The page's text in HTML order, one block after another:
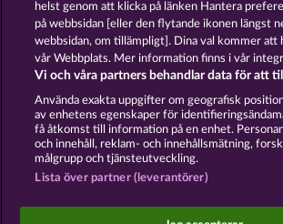
Användarvillkor
Om Företaget FAQ
Skicka in en begäran om att
Sociala casinospel är endast
helst genom att klicka på länken Hantera
på webbsidan [eller den flytande ikonen längst
webbsidan, om tillämpligt]. Dina val kommer att
vår Webbplats. Mer information finns i vår
Vi och våra partners behandlar data för att
Använda exakta uppgifter om geografisk
av enhetens egenskaper för
få åtkomst till information på en enhet.
och innehåll, reklam- och innehållsmätning,
målgrupp och tjänsteutveckling.
Lista över partner (leverantörer)